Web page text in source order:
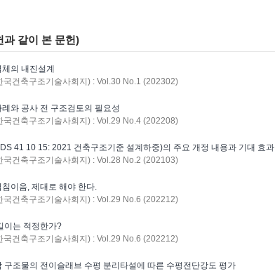
과 같이 본 문헌)
의 내진설계
국건축구조기술사회지) : Vol.30 No.1 (202302)
와 공사 전 구조검토의 필요성
국건축구조기술사회지) : Vol.29 No.4 (202208)
41 10 15: 2021 건축구조기준 설계하중)의 주요 개정 내용과 기대 효과
국건축구조기술사회지) : Vol.28 No.2 (202103)
이음, 제대로 해야 한다.
국건축구조기술사회지) : Vol.29 No.6 (202212)
이는 적정한가?
국건축구조기술사회지) : Vol.29 No.6 (202212)
구조물의 전이슬래브 수평 분리타설에 따른 수평전단강도 평가